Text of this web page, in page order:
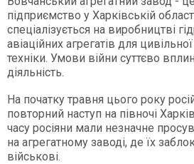
підприємство у Харківській
спеціалізується на виробництві
авіаційних агрегатів для
техніки. Умови війни суттєво
діяльність.
На початку травня цього року
повторний наступ на півночі
часу росіяни мали незначне
на агрегатному заводі, де їх
військові.